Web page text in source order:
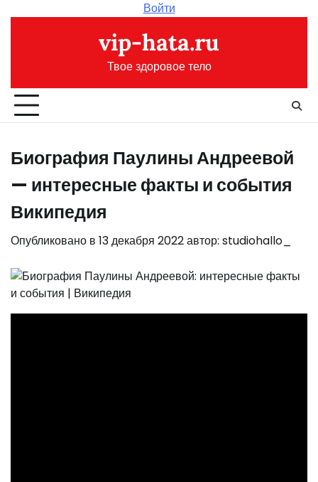
Войти
vip-hata.ru
Твое здоровое тело
Биография Паулины Андреевой
— интересные факты и события
Википедия
Опубликовано в 13 декабря 2022автор: studiohallo_